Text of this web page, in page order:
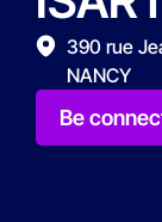
What are
390 rue
NANCY
Be